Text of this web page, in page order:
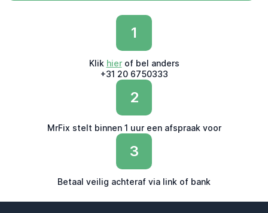
1
Klik hierof bel anders
+31 20 6750333
2
MrFix stelt binnen 1 uur een afspraak voor
3
Betaal veilig achteraf via link of bank